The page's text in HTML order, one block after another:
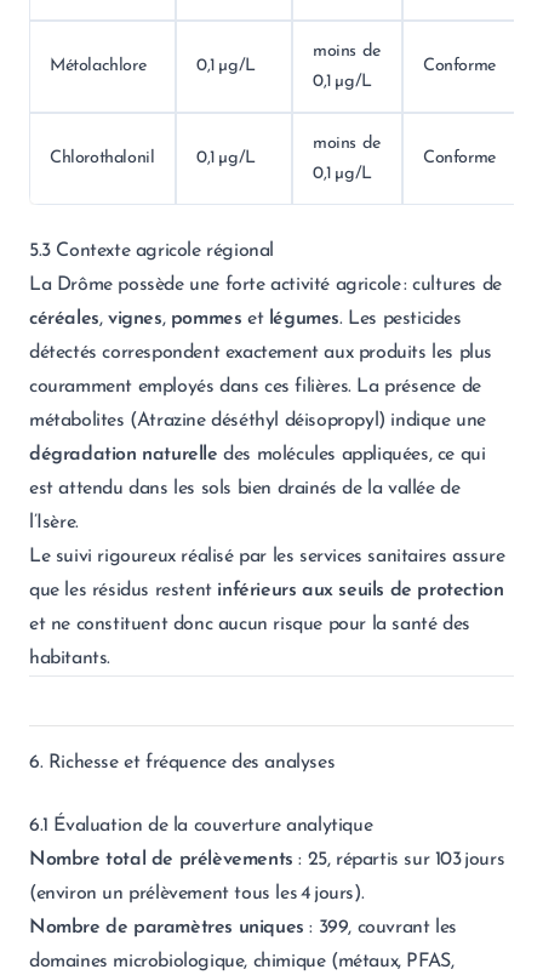
Métolachlore 0,1 µg/L
moins de
0,1 µg/L
Conforme
Chlorothalonil 0,1 µg/L
moins de
0,1 µg/L
Conforme
5.3 Contexte agricole régional
La Drôme possède une forte activité agricole : cultures de
céréales,vignes, pommes et légumes. Les pesticides
détectés correspondent exactement aux produits les plus
couramment employés dans ces filières. La présence de
métabolites (Atrazine déséthyl déisopropyl) indique une
dégradation naturelle des molécules appliquées, ce qui
est attendu dans les sols bien drainés de la vallée de
l’Isère.
Le suivi rigoureux réalisé par les services sanitaires assure
que les résidus restent inférieurs aux seuils de protection
et ne constituent donc aucun risque pour la santé des
habitants.
6. Richesse et fréquence des analyses
6.1 Évaluation de la couverture analytique
Nombre total de prélèvements : 25, répartis sur 103 jours
(environ un prélèvement tous les 4 jours).
Nombre de paramètres uniques : 399, couvrant les
domaines microbiologique, chimique (métaux, PFAS,